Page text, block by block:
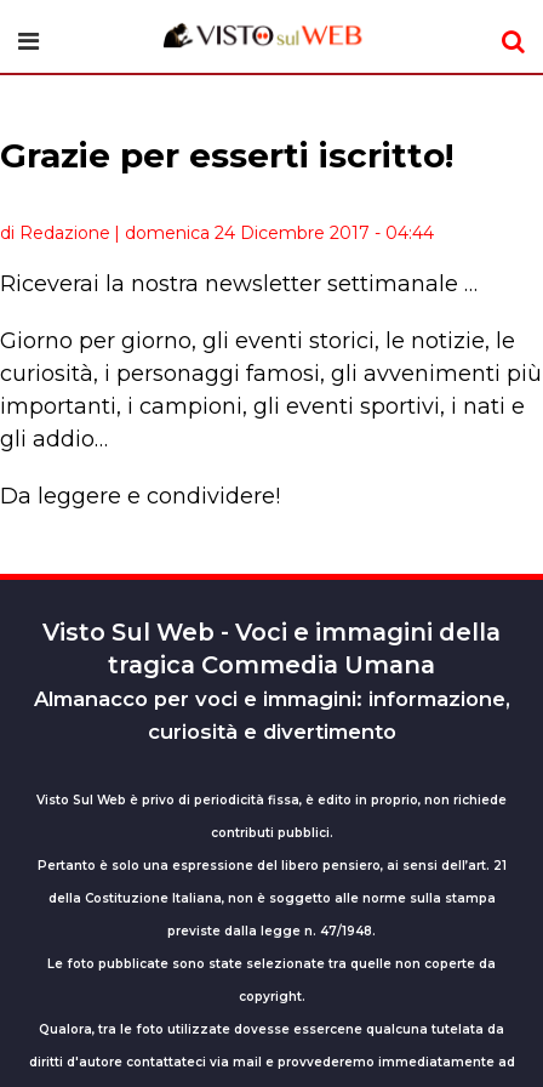
Grazie per esserti iscritto!
di Redazione | domenica 24 Dicembre 2017 - 04:44
Riceverai la nostra newsletter settimanale …
Giorno per giorno, gli eventi storici, le notizie, le
curiosità, i personaggi famosi, gli avvenimenti più
importanti, i campioni, gli eventi sportivi, i nati e
gli addio…
Da leggere e condividere!
Visto Sul Web - Voci e immagini della
tragica Commedia Umana
Almanacco per voci e immagini: informazione,
curiosità e divertimento
Visto Sul Web è privo di periodicità fissa, è edito in proprio, non richiede
contributi pubblici.
Pertanto è solo una espressione del libero pensiero, ai sensi dell’art. 21
della Costituzione Italiana, non è soggetto alle norme sulla stampa
previste dalla legge n. 47/1948.
Le foto pubblicate sono state selezionate tra quelle non coperte da
copyright.
Qualora, tra le foto utilizzate dovesse essercene qualcuna tutelata da
diritti d'autore contattateci via mail e provvederemo immediatamente ad